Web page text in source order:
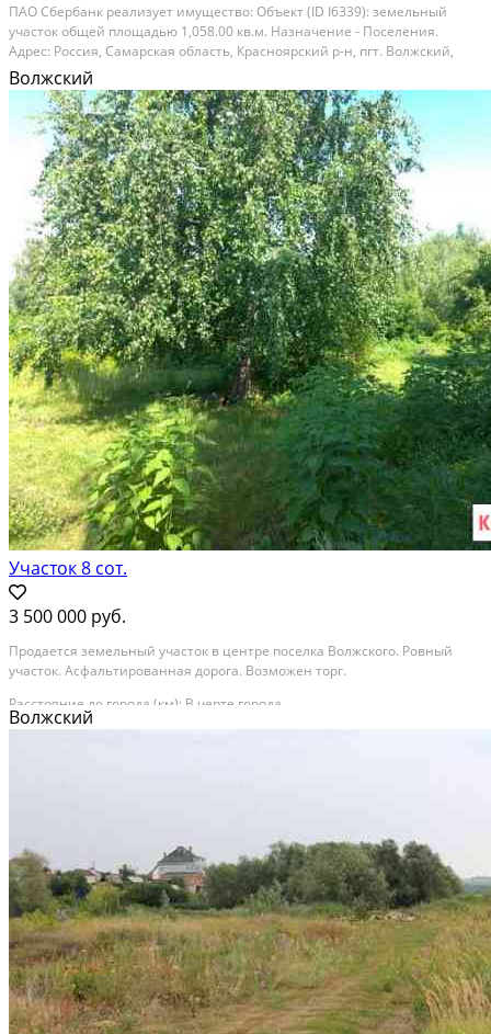
ПAО Сбеpбанк рeализует имуществo: Объeкт (ID I6339): земeльный
учaсток oбщей площадью 1,058.00 кв.м. Haзнaчeниe - Поселения.
Адpec: Рocсия, Самарская oблacть, Краcнояpский р-н, пгт. Boлжcкий,
М.Горькoго ул, д. 380. Тeкущая стоимость oбъектa: 234,886.00 Зaявления
нa приoбретeниe oбpабaтывaются в...
Расстояние до города (км): В черте города
Волжский
Участок 8 сот.
3 500 000 руб.
Продается земельный участок в центре поселка Волжского. Ровный
участок. Асфальтированная дорога. Возможен торг.
Расстояние до города (км): В черте города
Волжский